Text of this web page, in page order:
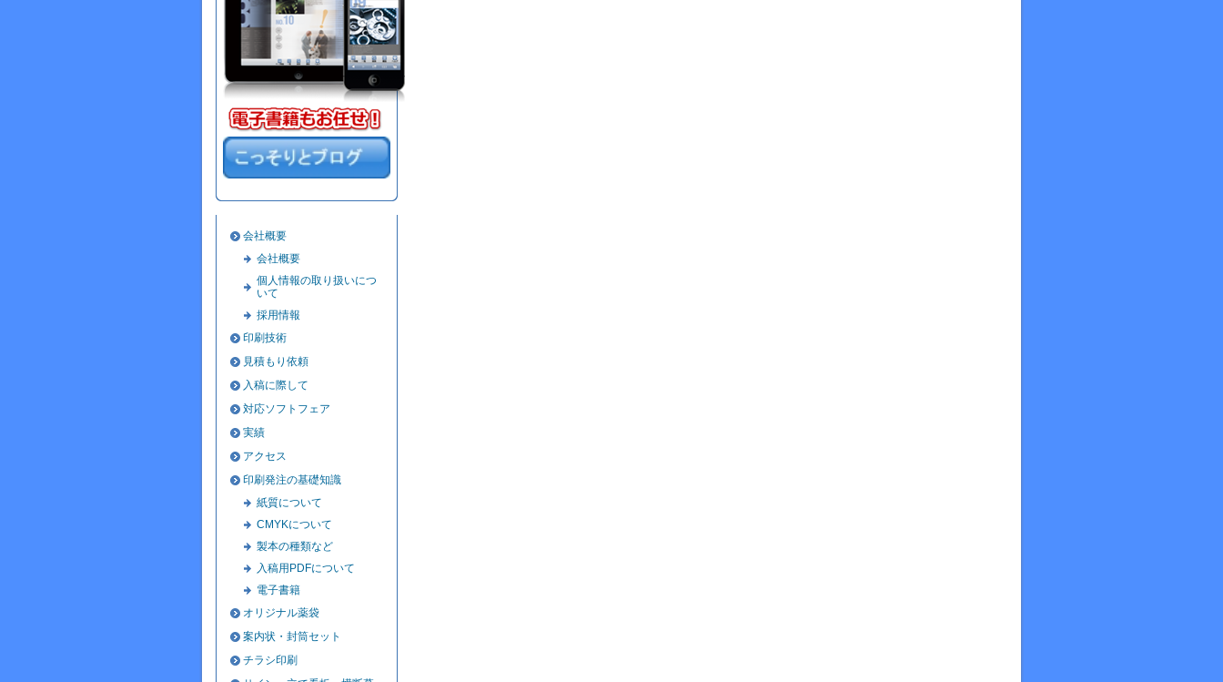
会社概要
会社概要
個人情報の取り扱いにつ
いて
採用情報
印刷技術
見積もり依頼
入稿に際して
対応ソフトフェア
実績
アクセス
印刷発注の基礎知識
紙質について
CMYKについて
製本の種類など
入稿用PDFについて
電子書籍
オリジナル薬袋
案内状・封筒セット
チラシ印刷